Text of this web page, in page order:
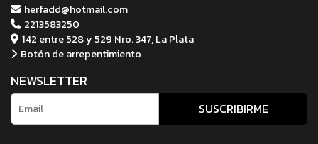
herfadd@hotmail.com
2213583250
142 entre 528 y 529 Nro. 347, La Plata
Botón de arrepentimiento
NEWSLETTER
SUSCRIBIRME